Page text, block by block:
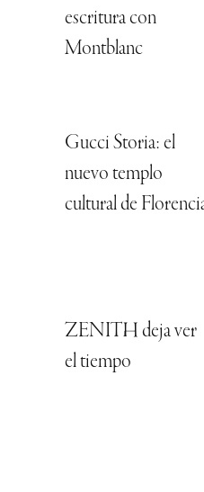
escritura con
Montblanc
Gucci Storia: el
nuevo templo
cultural de
ZENITH deja ver
el tiempo